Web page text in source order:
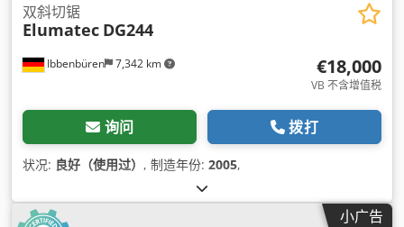
Ibbenbüren 7,342 km
双斜切锯
Elumatec DG244
€18,000
VB 不含增值税
询问 拨打
状况: 良好（使用过） , 制造年份: 2005,
小广告